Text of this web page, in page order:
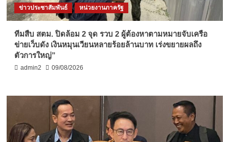
ข่าวประชาสัมพันธ์ หน่วยงานภาครัฐ
ทีมสืบ สตม. ปิดล้อม 2 จุด รวบ 2 ผู้ต้องหาตามหมายจับเครือ
ข่ายเว็บดัง เงินหมุนเวียนหลายร้อยล้านบาท เร่งขยายผลถึง
ตัวการใหญ่”
admin2 09/08/2026